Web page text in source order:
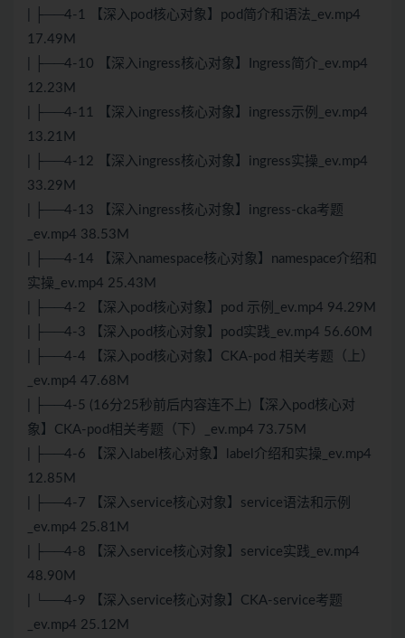
| ├──4-1 【深入pod核心对象】pod简介和语法_ev.mp4
17.49M
| ├──4-10 【深入ingress核心对象】Ingress简介_ev.mp4
12.23M
| ├──4-11 【深入ingress核心对象】ingress示例_ev.mp4
13.21M
| ├──4-12 【深入ingress核心对象】ingress实操_ev.mp4
33.29M
| ├──4-13 【深入ingress核心对象】ingress-cka考题
_ev.mp4 38.53M
| ├──4-14 【深入namespace核心对象】namespace介绍和
实操_ev.mp4 25.43M
| ├──4-2 【深入pod核心对象】pod 示例_ev.mp4 94.29M
| ├──4-3 【深入pod核心对象】pod实践_ev.mp4 56.60M
| ├──4-4 【深入pod核心对象】CKA-pod 相关考题（上）
_ev.mp4 47.68M
| ├──4-5 (16分25秒前后内容连不上)【深入pod核心对
象】CKA-pod相关考题（下）_ev.mp4 73.75M
| ├──4-6 【深入label核心对象】label介绍和实操_ev.mp4
12.85M
| ├──4-7 【深入service核心对象】service语法和示例
_ev.mp4 25.81M
| ├──4-8 【深入service核心对象】service实践_ev.mp4
48.90M
| └──4-9 【深入service核心对象】CKA-service考题
_ev.mp4 25.12M